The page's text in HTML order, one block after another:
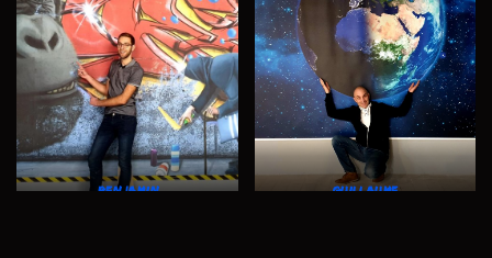
Benjamin Guillaume